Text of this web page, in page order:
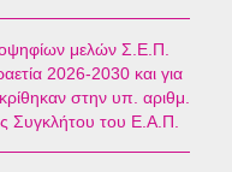
μελών Σ.Ε.Π.
2026-2030 και για
στην υπ. αριθμ.
Συγκλήτου του Ε.Α.Π.